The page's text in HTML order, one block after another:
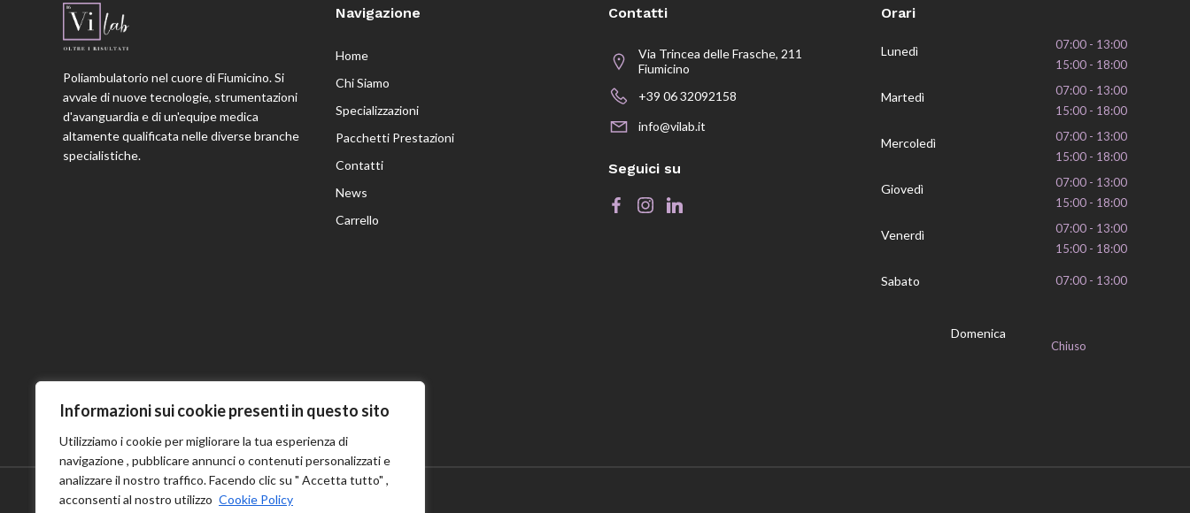
Informazioni sui cookie presenti in questo sito
Utilizziamo i cookie per migliorare la tua esperienza di
navigazione , pubblicare annunci o contenuti personalizzati e
analizzare il nostro traffico. Facendo clic su " Accetta tutto" ,
acconsenti al nostro utilizzo Cookie Policy
Poliambulatorio nel cuore di Fiumicino. Si
avvale di nuove tecnologie, strumentazioni
d'avanguardia e di un'equipe medica
altamente qualificata nelle diverse branche
specialistiche.
Navigazione
Home
Chi Siamo
Specializzazioni
Pacchetti Prestazioni
Contatti
News
Carrello
Contatti
Via Trincea delle Frasche, 211
Fiumicino
+39 06 32092158
info@vilab.it
Seguici su
Orari
Lunedì
07:00 - 13:00
15:00 - 18:00
Martedì
07:00 - 13:00
15:00 - 18:00
Mercoledì
07:00 - 13:00
15:00 - 18:00
Giovedì
07:00 - 13:00
15:00 - 18:00
Venerdì
07:00 - 13:00
15:00 - 18:00
Sabato 07:00 - 13:00
Domenica
Chiuso